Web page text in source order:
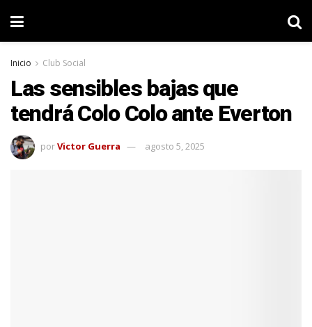
Inicio Club Social
Las sensibles bajas que
tendrá Colo Colo ante Everton
porVictor Guerra agosto 5, 2025